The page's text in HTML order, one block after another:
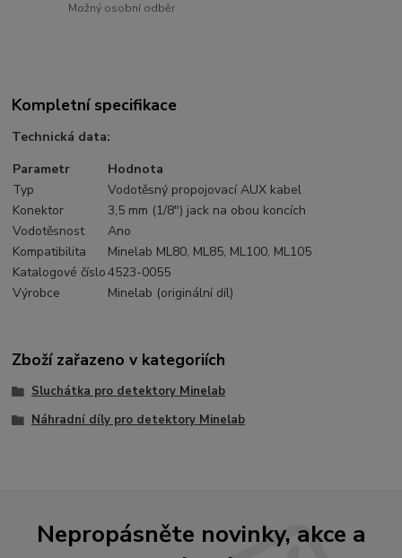
Možný osobní odběr
Kompletní specifikace
Technická data:
Parametr
Hodnota
Typ
Vodotěsný propojovací AUX kabel
Konektor
3,5 mm (1/8") jack na obou koncích
Vodotěsnost
Ano
Kompatibilita
Minelab ML80, ML85, ML100, ML105
Katalogové číslo4523-0055
Výrobce
Minelab (originální díl)
Zboží zařazeno v kategoriích
Sluchátka pro detektory Minelab
Náhradní díly pro detektory Minelab
Nepropásněte novinky, akce a